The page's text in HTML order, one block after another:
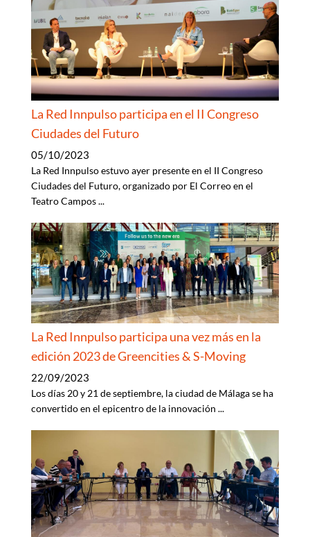
La Red Innpulso participa en el II Congreso
Ciudades del Futuro
05/10/2023
La Red Innpulso estuvo ayer presente en el II Congreso
Ciudades del Futuro, organizado por El Correo en el
Teatro Campos...
La Red Innpulso participa una vez más en la
edición 2023 de Greencities & S-Moving
22/09/2023
Los días 20 y 21 de septiembre, la ciudad de Málaga se ha
convertido en el epicentro de la innovación ...